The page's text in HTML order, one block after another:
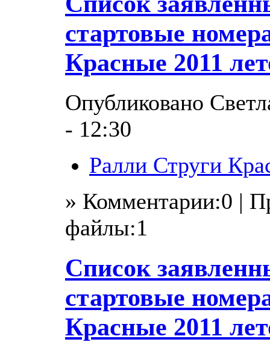
стартовые
Красные 2011
Опубликовано
- 12:30
Ралли Струги
» Комментарии:0 |
файлы:1
Список
стартовые
Красные 2011